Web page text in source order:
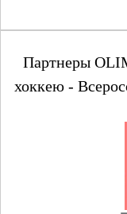
Партнеры
хоккею -